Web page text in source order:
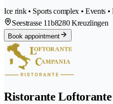
Ice rink • Sports complex • Events
Seestrasse 11b8280 Kreuzlingen
Book appointment
Ristorante